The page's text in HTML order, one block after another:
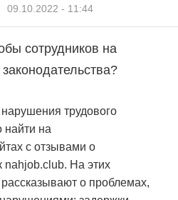
09.10.2022 - 11:44
сотрудников на
трудового
найти на
с отзывами о
nahjob.club. На этих
о проблемах,